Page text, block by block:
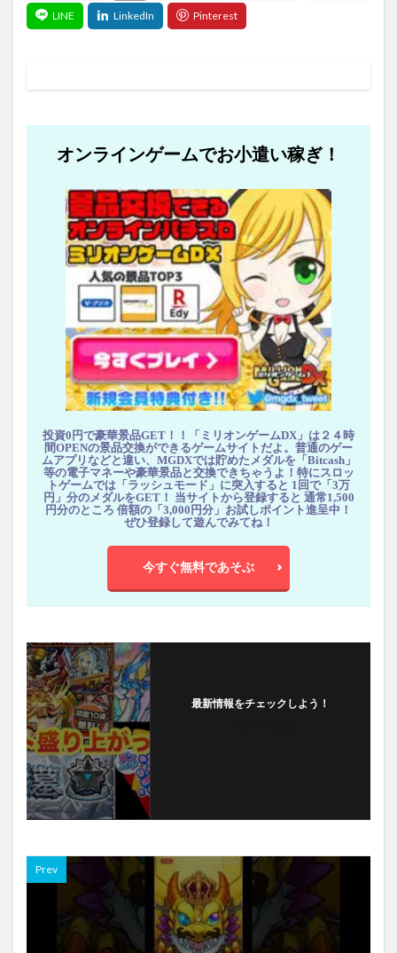
オンラインゲームでお小遣い稼ぎ！
投資0円で豪華景品GET！！「ミリオンゲームDX」は２４時
間OPENの景品交換ができるゲームサイトだよ。普通のゲー
ムアプリなどと違い、MGDXでは貯めたメダルを「Bitcash」
等の電子マネーや豪華景品と交換できちゃうよ！特にスロッ
トゲームでは「ラッシュモード」に突入すると 1回で「3万
円」分のメダルをGET！ 当サイトから登録すると 通常1,500
円分のところ 倍額の「3,000円分」お試しポイント進呈中！
ぜひ登録して遊んでみてね！
今すぐ無料であそぶ
最新情報をチェックしよう！
Prev